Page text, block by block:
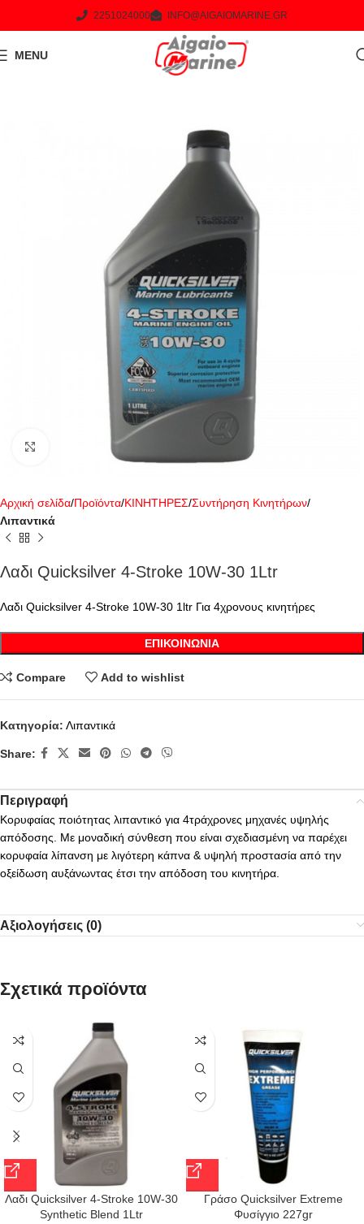
2251024000 INFO@AIGAIOMARINE.GR
MENU
Click to enlarge
Αρχική σελίδα Προϊόντα ΚΙΝΗΤΗΡΕΣ Συντήρηση Κινητήρων
Λιπαντικά
Λαδι Quicksilver 4-Stroke 10W-30 1Ltr
Λαδι Quicksilver 4-Stroke 10W-30 1ltr Για 4χρονους κινητήρες
ΕΠΙΚΟΙΝΩΝΊΑ
Compare Add to wishlist
Κατηγορία: Λιπαντικά
Share:
Περιγραφή
Κορυφαίας ποιότητας λιπαντικό για 4τράχρονες μηχανές υψηλής
απόδοσης. Με μοναδική σύνθεση που είναι σχεδιασμένη να παρέχει
κορυφαία λίπανση με λιγότερη κάπνα & υψηλή προστασία από την
οξείδωση αυξάνωντας έτσι την απόδοση του κινητήρα.
Αξιολογήσεις (0)
Σχετικά προϊόντα
Λαδι Quicksilver 4-Stroke 10W-30
Synthetic Blend 1Ltr
Γράσο Quicksilver Extreme
Φυσίγγιο 227gr